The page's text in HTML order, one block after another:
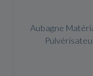
Aubagne